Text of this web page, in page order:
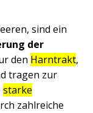
sind ein
der
den Harntrakt,
tragen zur
starke
zahlreiche